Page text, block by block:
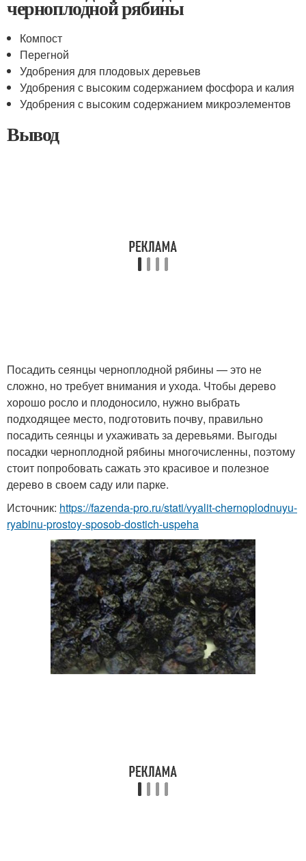
черноплодной рябины
Компост
Перегной
Удобрения для плодовых деревьев
Удобрения с высоким содержанием фосфора и калия
Удобрения с высоким содержанием микроэлементов
Вывод
Посадить сеянцы черноплодной рябины — это не
сложно, но требует внимания и ухода. Чтобы дерево
хорошо росло и плодоносило, нужно выбрать
подходящее место, подготовить почву, правильно
посадить сеянцы и ухаживать за деревьями. Выгоды
посадки черноплодной рябины многочисленны, поэтому
стоит попробовать сажать это красивое и полезное
дерево в своем саду или парке.
Источник: https://fazenda-pro.ru/stati/vyalit-chernoplodnuyu-
ryabinu-prostoy-sposob-dostich-uspeha